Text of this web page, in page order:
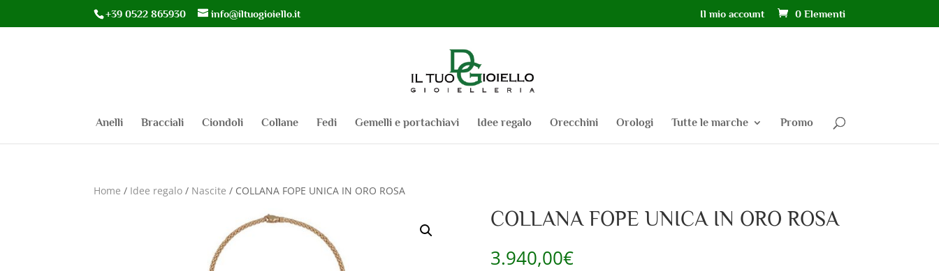
+39 0522 865930 info@iltuogioiello.it Il mio account 0 Elementi
Anelli Bracciali Ciondoli Collane Fedi Gemelli e portachiavi Idee regalo Orecchini Orologi Tutte le marche Promo
Home / Idee regalo / Nascite / COLLANA FOPE UNICA IN ORO ROSA
COLLANA FOPE UNICA IN ORO ROSA
3.940,00€